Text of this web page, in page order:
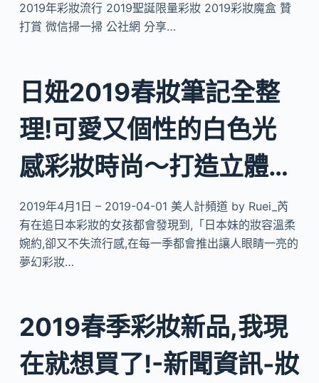
2019年彩妝流行 2019聖誕限量彩妝 2019彩妝魔盒 贊
打賞 微信掃一掃 公社網 分享…
日妞2019春妝筆記全整
理!可愛又個性的白色光
感彩妝時尚～打造立體…
2019年4月1日 – 2019-04-01 美人計頻道 by Ruei_芮
有在追日本彩妝的女孩都會發現到,「日本妹的妝容溫柔
婉約,卻又不失流行感,在每一季都會推出讓人眼睛一亮的
夢幻彩妝…
2019春季彩妝新品,我現
在就想買了!-新聞資訊-妝